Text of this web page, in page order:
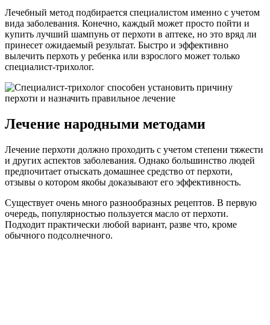
Лечебный метод подбирается специалистом именно с учетом
вида заболевания. Конечно, каждый может просто пойти и
купить лучший шампунь от перхоти в аптеке, но это вряд ли
принесет ожидаемый результат. Быстро и эффективно
вылечить перхоть у ребенка или взрослого может только
специалист-трихолог.
Лечение народными методами
Лечение перхоти должно проходить с учетом степени тяжести
и других аспектов заболевания. Однако большинство людей
предпочитает отыскать домашнее средство от перхоти,
отзывы о котором якобы доказывают его эффективность.
Существует очень много разнообразных рецептов. В первую
очередь, популярностью пользуется масло от перхоти.
Подходит практически любой вариант, разве что, кроме
обычного подсолнечного.